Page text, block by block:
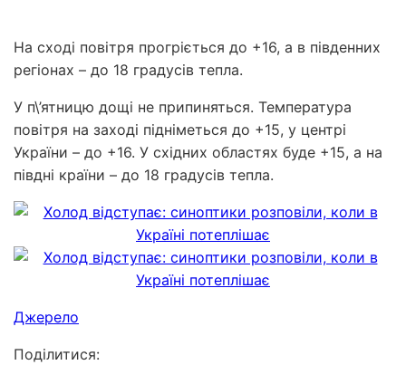
На сході повітря прогріється до +16, а в південних
регіонах – до 18 градусів тепла.
У п\’ятницю дощі не припиняться. Температура
повітря на заході підніметься до +15, у центрі
України – до +16. У східних областях буде +15, а на
півдні країни – до 18 градусів тепла.
Джерело
Поділитися: